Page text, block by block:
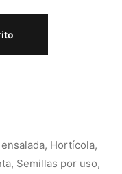
, Hortícola,
, Semillas por uso,